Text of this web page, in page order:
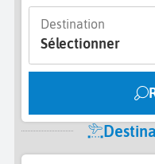
Destination
Sélectionner